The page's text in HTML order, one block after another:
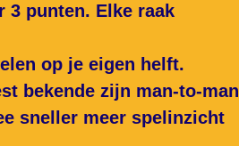
3 punten. Elke raak
op je eigen helft.
bekende zijn man-to-man
sneller meer spelinzicht